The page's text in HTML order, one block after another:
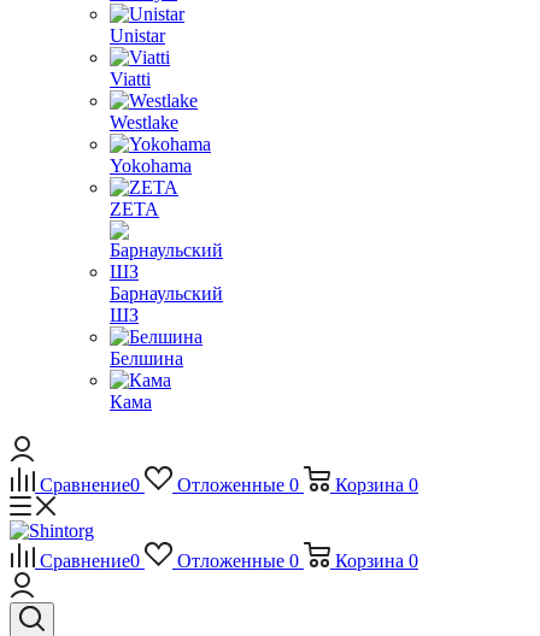
Unistar
Viatti
Westlake
Yokohama
ZETA
Барнаульский
ШЗ
Белшина
Кама
Сравнение0 Отложенные 0 Корзина 0
Сравнение0 Отложенные 0 Корзина 0